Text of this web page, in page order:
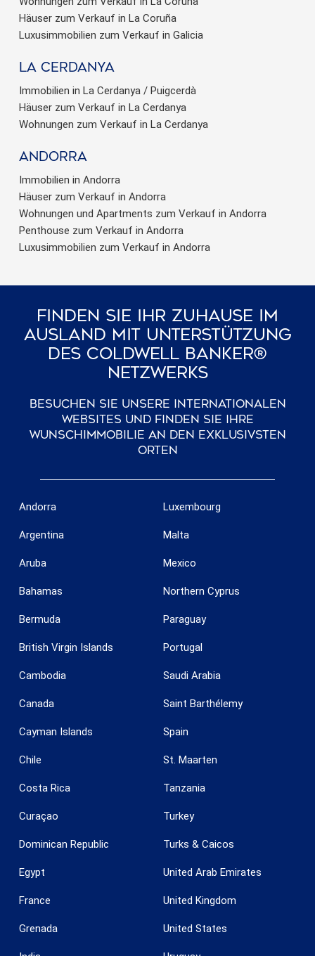
Häuser zum Verkauf in La Coruña
Luxusimmobilien zum Verkauf in Galicia
La Cerdanya
Immobilien in La Cerdanya / Puigcerdà
Häuser zum Verkauf in La Cerdanya
Wohnungen zum Verkauf in La Cerdanya
Andorra
Immobilien in Andorra
Häuser zum Verkauf in Andorra
Wohnungen und Apartments zum Verkauf in Andorra
Penthouse zum Verkauf in Andorra
Luxusimmobilien zum Verkauf in Andorra
Finden Sie Ihr Zuhause Im
Ausland Mit Unterstützung
Des Coldwell Banker®
Netzwerks
Besuchen Sie unsere internationalen
Websites und finden Sie Ihre
Wunschimmobilie an den exklusivsten
Orten
Andorra
Argentina
Aruba
Bahamas
Bermuda
British Virgin Islands
Cambodia
Canada
Cayman Islands
Chile
Costa Rica
Curaçao
Dominican Republic
Egypt
France
Grenada
Luxembourg
Malta
Mexico
Northern Cyprus
Paraguay
Portugal
Saudi Arabia
Saint Barthélemy
Spain
St. Maarten
Tanzania
Turkey
Turks & Caicos
United Arab Emirates
United Kingdom
United States